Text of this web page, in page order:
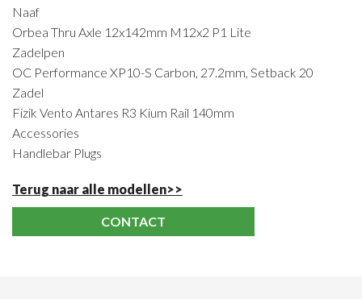
Naaf
Orbea Thru Axle 12x142mm M12x2 P1 Lite
Zadelpen
OC Performance XP10-S Carbon, 27.2mm, Setback 20
Zadel
Fizik Vento Antares R3 Kium Rail 140mm
Accessories
Handlebar Plugs
Terug naar alle modellen>>
CONTACT